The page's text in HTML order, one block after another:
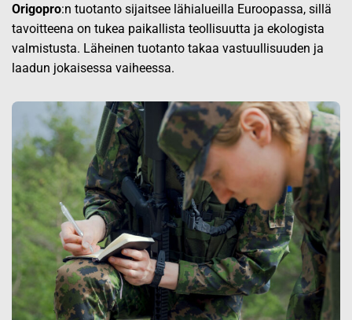
Origopro:n tuotanto sijaitsee lähialueilla Euroopassa, sillä
tavoitteena on tukea paikallista teollisuutta ja ekologista
valmistusta. Läheinen tuotanto takaa vastuullisuuden ja
laadun jokaisessa vaiheessa.